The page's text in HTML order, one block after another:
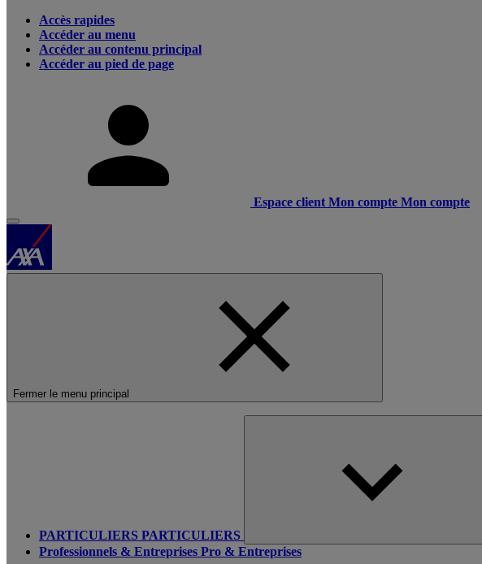
Accès rapides
Accéder au menu
Accéder au contenu principal
Accéder au pied de page
Espace client Mon compte Mon compte
Fermer le menu principal
PARTICULIERS PARTICULIERS
Professionnels & Entreprises Pro & Entreprises